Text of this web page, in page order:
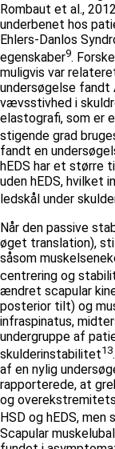
Rombaut et al.,
underbenet hos
Ehlers-Danlos
egenskaber9.
muligvis var
undersøgelse fandt
vævsstivhed i
elastografi, som er
stigende grad
fandt en
hEDS har et større
uden hEDS, hvilket
ledskål under
Når den passive
øget translation),
såsom
centrering og
ændret scapular
posterior tilt) og
infraspinatus,
undergruppe af
skulderinstabilitet13
af en nylig
rapporterede, at
og
HSD og hEDS,
Scapular